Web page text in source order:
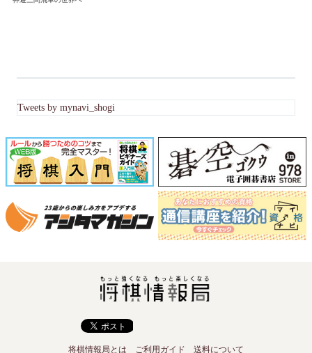
Tweets by mynavi_shogi
将棋情報局とは ご利用ガイド 送料について